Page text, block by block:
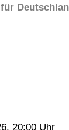
20:00 Uhr